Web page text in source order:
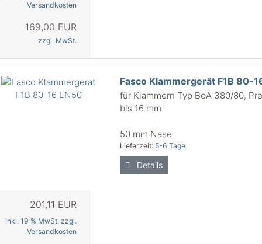
Versandkosten
169,00 EUR
zzgl. MwSt.
Fasco Klammergerät F1B 80-
für Klammern Typ BeA 380/80,
bis 16 mm
50 mm Nase
Lieferzeit: 5-6 Tage
Details
201,11 EUR
inkl. 19 % MwSt. zzgl.
Versandkosten